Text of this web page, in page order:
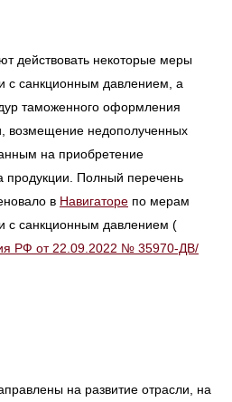
некоторые меры
с санкционным давлением, а
таможенного оформления
возмещение недополученных
на приобретение
продукции. Полный перечень
в Навигаторе по мерам
с санкционным давлением (
РФ от 22.09.2022 № 35970-ДВ/
на развитие отрасли, на